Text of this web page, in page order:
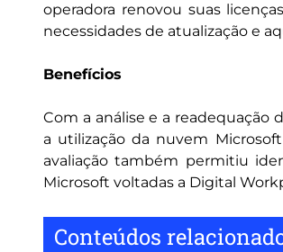
operadora renovou suas
necessidades de atualização e
Benefícios
Com a análise e a readequação
a utilização da nuvem
avaliação também permitiu
Microsoft voltadas a Digital
Conteúdos